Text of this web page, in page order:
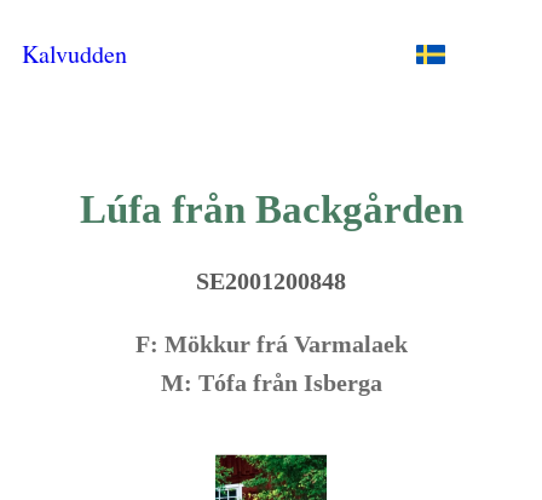
Kalvudden
Lúfa från Backgården
SE2001200848
F: Mökkur frá Varmalaek
M: Tófa från Isberga